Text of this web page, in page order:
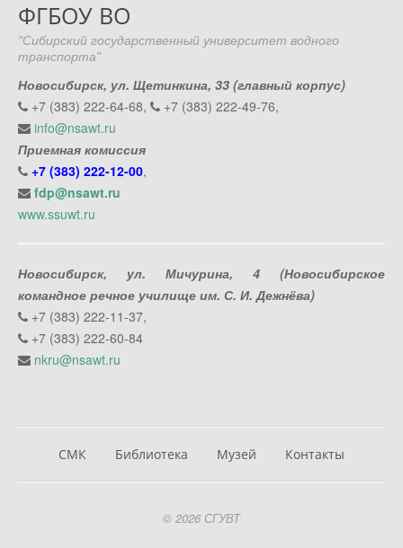
ФГБОУ ВО
"Сибирский государственный университет водного
транспорта"
Новосибирск, ул. Щетинкина, 33 (главный корпус)
+7 (383) 222-64-68,
+7 (383) 222-49-76,
info@nsawt.ru
Приемная комиссия
+7 (383) 222-12-00,
fdp@nsawt.ru
www.ssuwt.ru
Новосибирск, ул. Мичурина, 4 (Новосибирское
командное речное училище им. С. И. Дежнёва)
+7 (383) 222-11-37,
+7 (383) 222-60-84
nkru@nsawt.ru
СМК Библиотека Музей Контакты
© 2026 СГУВТ